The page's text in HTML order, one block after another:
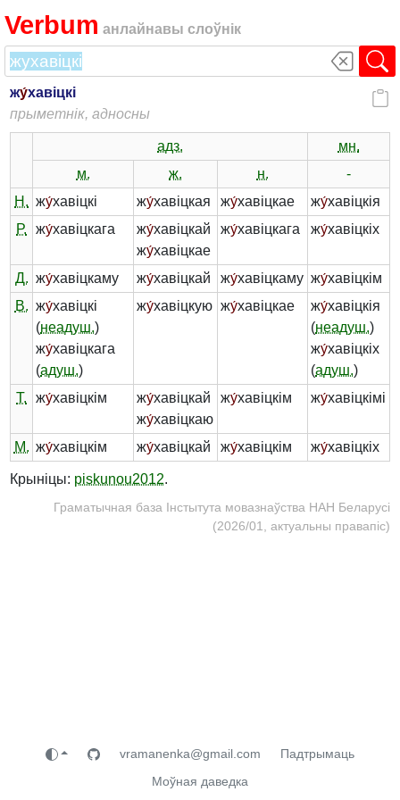
Verbum анлайнавы слоўнік
жу́хавіцкі
прыметнік, адносны
адз.
мн.
м.
ж. н.
-
Н. жу́хавіцкі жу́хавіцкая жу́хавіцкае жу́хавіцкія
Р.
жу́хавіцкага жу́хавіцкай
жу́хавіцкае
жу́хавіцкага жу́хавіцкіх
Д. жу́хавіцкаму жу́хавіцкай жу́хавіцкаму жу́хавіцкім
В. жу́хавіцкі
(неадуш.)
жу́хавіцкага
(адуш.)
жу́хавіцкую жу́хавіцкае жу́хавіцкія
(неадуш.)
жу́хавіцкіх
(адуш.)
Т.
жу́хавіцкім жу́хавіцкай
жу́хавіцкаю
жу́хавіцкім жу́хавіцкімі
М. жу́хавіцкім жу́хавіцкай жу́хавіцкім жу́хавіцкіх
Крыніцы: piskunou2012.
Граматычная база Інстытута мовазнаўства НАН Беларусі
(2026/01, актуальны правапіс)
vramanenka@gmail.com
Падтрымаць
Моўная даведка